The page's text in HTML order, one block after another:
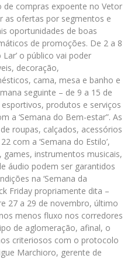
compras expoente no Vetor
as ofertas por segmentos e
oportunidades de boas
de promoções. De 2 a 8
o público vai poder
decoração,
cama, mesa e banho e
seguinte – de 9 a 15 de
produtos e serviços
a ‘Semana do Bem-estar”. As
roupas, calçados, acessórios
com a ‘Semana do Estilo’,
instrumentos musicais,
áudio podem ser garantidos
na ‘Semana da
Friday propriamente dita –
27 a 29 de novembro, último
menos fluxo nos corredores
de aglomeração, afinal, o
criteriosos com o protocolo
Marchioro, gerente de